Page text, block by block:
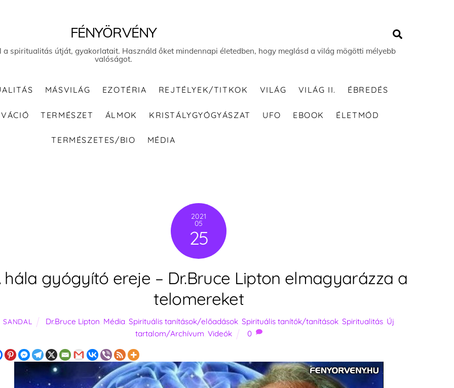
FÉNYÖRVÉNY
a spiritualitás útját, gyakorlatait. Használd őket mindennapi életedben, hogy meglásd a világ mögötti mélyebb
valóságot.
MÁSVILÁG EZOTÉRIA REJTÉLYEK/TITKOK VILÁG VILÁG II. ÉBREDÉS
TERMÉSZET ÁLMOK KRISTÁLYGYÓGYÁSZAT UFO EBOOK ÉLETMÓD
TERMÉSZETES/BIO MÉDIA
2021
05
25
hála gyógyító ereje – Dr.Bruce Lipton elmagyarázza a
telomereket
SANDAL Dr.Bruce Lipton Média ,Spirituális tanítások/előadások ,Spirituális tanítók/tanítások ,Spiritualitás Új
tartalom/Archívum Videók 0